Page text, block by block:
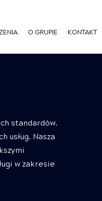
O GRUPIE KONTAKT
standardów.
usług. Nasza
w zakresie